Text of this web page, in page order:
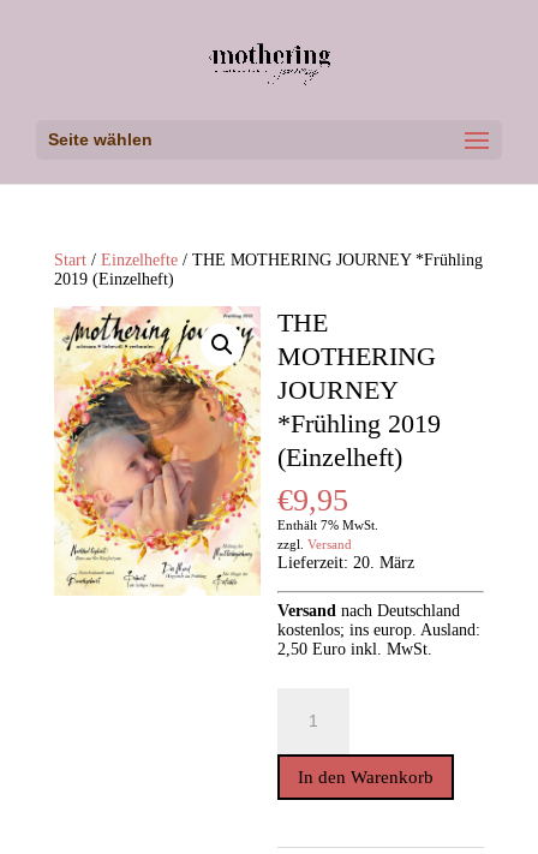
Seite wählen
Start/ Einzelhefte/ THE MOTHERING JOURNEY *Frühling
2019 (Einzelheft)
THE
MOTHERING
JOURNEY
*Frühling 2019
(Einzelheft)
€9,95
Enthält 7% MwSt.
zzgl.Versand
Lieferzeit: 20. März
Versandnach Deutschland
kostenlos; ins europ. Ausland:
2,50 Euro inkl. MwSt.
MOTHERING
*Frühling
2019In den Warenkorb